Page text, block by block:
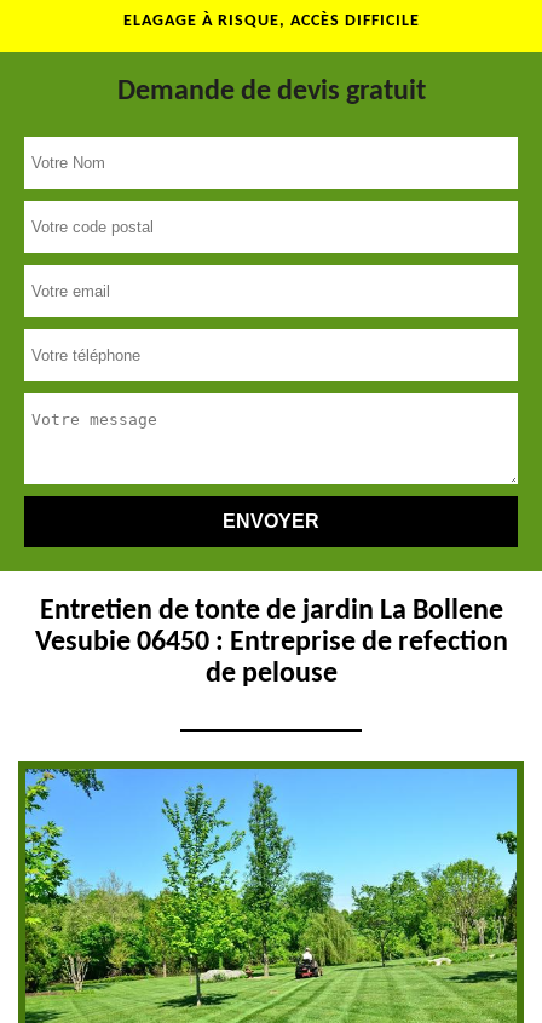
ELAGAGE À RISQUE, ACCÈS DIFFICILE
Demande de devis gratuit
Entretien de tonte de jardin La Bollene
Vesubie 06450 : Entreprise de refection
de pelouse